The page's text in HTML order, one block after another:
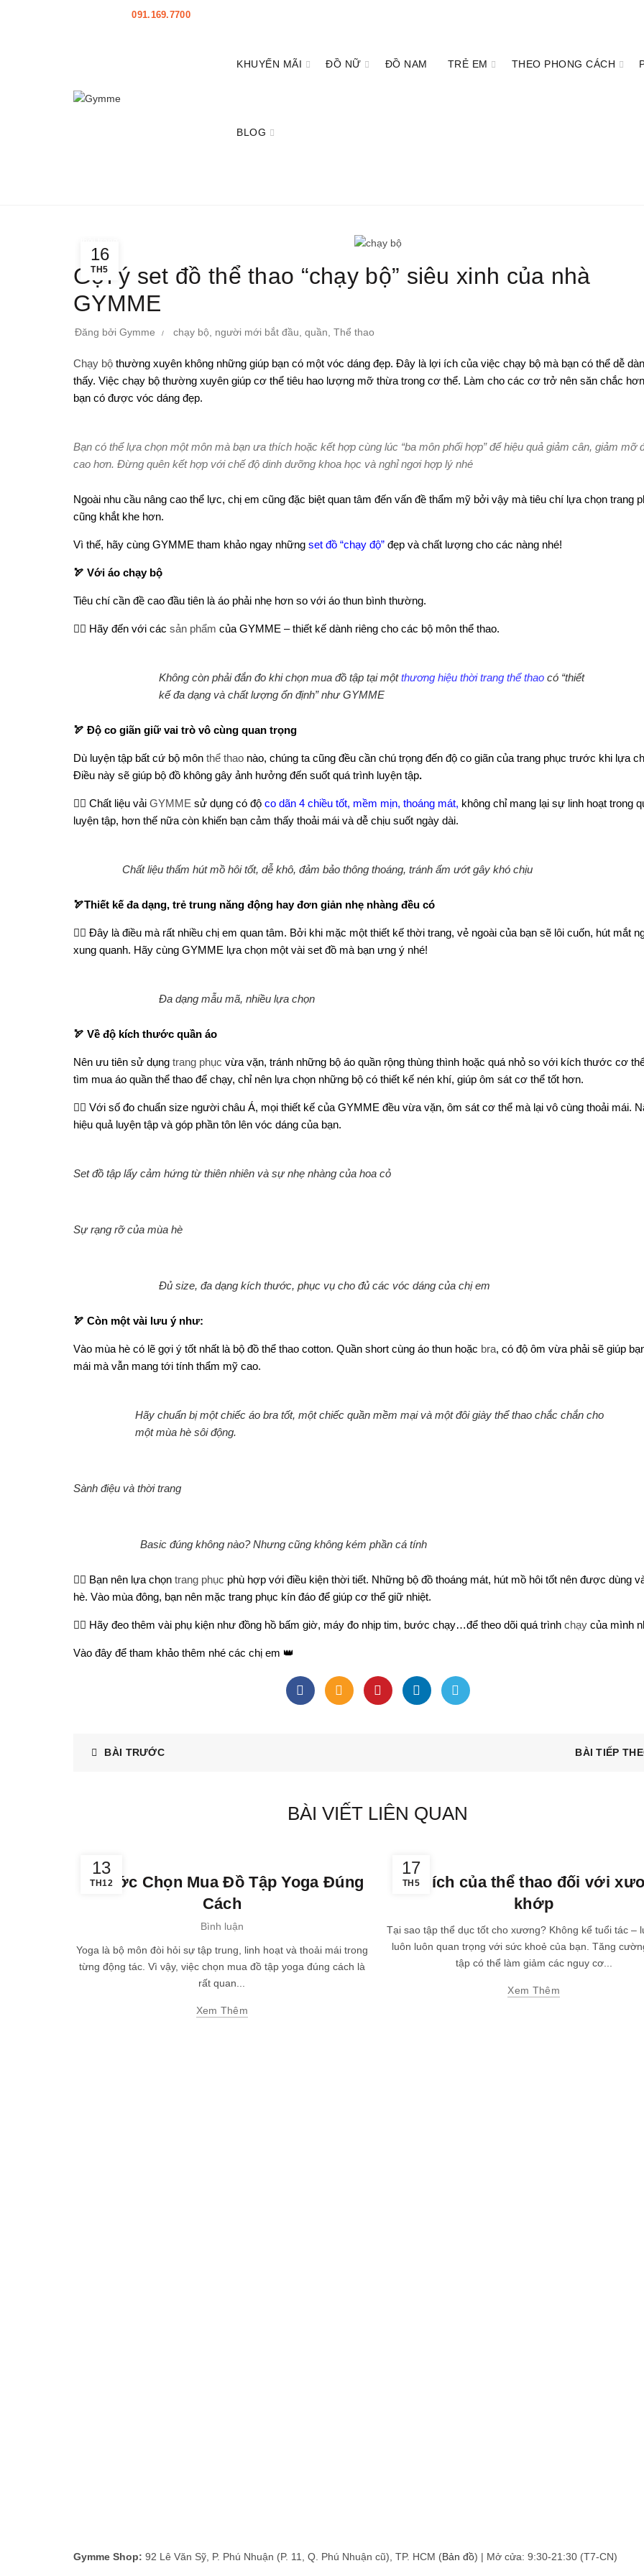
HOTLINE:091.169.7700|
KHUYẾN MÃI ĐỒ NỮ ĐỒ NAM TRẺ EM THEO PHONG CÁCH
BLOG
16
TH5
Gợi ý set đồ thể thao “chạy bộ” siêu xinh của nhà
GYMME
Đăng bởi Gymme chạy bộ, người mới bắt đầu, quần, Thể thao
Chạy bộ thường xuyên không những giúp bạn có một vóc dáng đẹp. Đây là lợi ích của việc chạy bộ mà bạn có thể dễ
thấy. Việc chạy bộ thường xuyên giúp cơ thể tiêu hao lượng mỡ thừa trong cơ thể. Làm cho các cơ trở nên săn chắc
bạn có được vóc dáng đẹp.
Bạn có thể lựa chọn một môn mà bạn ưa thích hoặc kết hợp cùng lúc “ba môn phối hợp” để hiệu quả giảm cân, giảm mỡ
cao hơn. Đừng quên kết hợp với chế độ dinh dưỡng khoa học và nghỉ ngơi hợp lý nhé
Ngoài nhu cầu nâng cao thể lực, chị em cũng đặc biệt quan tâm đến vấn đề thẩm mỹ bởi vậy mà tiêu chí lựa chọn trang
cũng khắt khe hơn.
Vì thế, hãy cùng GYMME tham khảo ngay những set đồ “chạy độ” đẹp và chất lượng cho các nàng nhé!
🏹 Với áo chạy bộ
Tiêu chí cần đề cao đầu tiên là áo phải nhẹ hơn so với áo thun bình thường.
👉🏻 Hãy đến với các sản phẩm của GYMME – thiết kế dành riêng cho các bộ môn thể thao.
Không còn phải đắn đo khi chọn mua đồ tập tại mộtthương hiệu thời trang thể thaocó “thiết
kế đa dạng và chất lượng ổn định” như GYMME
🏹 Độ co giãn giữ vai trò vô cùng quan trọng
Dù luyện tập bất cứ bộ môn thể thao nào, chúng ta cũng đều cần chú trọng đến độ co giãn của trang phục trước khi lựa
Điều này sẽ giúp bộ đồ không gây ảnh hưởng đến suốt quá trình luyện tập.
👉🏻 Chất liệu vải GYMME sử dụng có độ co dãn 4 chiều tốt, mềm mịn, thoáng mát, không chỉ mang lại sự linh hoạt trong
luyện tập, hơn thế nữa còn khiến bạn cảm thấy thoải mái và dễ chịu suốt ngày dài.
Chất liệu thấm hút mồ hôi tốt, dễ khô, đảm bảo thông thoáng, tránh ẩm ướt gây khó chịu
🏹Thiết kế đa dạng, trẻ trung năng động hay đơn giản nhẹ nhàng đều có
👉🏻 Đây là điều mà rất nhiều chị em quan tâm. Bởi khi mặc một thiết kế thời trang, vẻ ngoài của bạn sẽ lôi cuốn, hút mắt
xung quanh. Hãy cùng GYMME lựa chọn một vài set đồ mà bạn ưng ý nhé!
Đa dạng mẫu mã, nhiều lựa chọn
🏹 Về độ kích thước quần áo
Nên ưu tiên sử dụng trang phục vừa vặn, tránh những bộ áo quần rộng thùng thình hoặc quá nhỏ so với kích thước cơ
tìm mua áo quần thể thao để chạy, chỉ nên lựa chọn những bộ có thiết kế nén khí, giúp ôm sát cơ thể tốt hơn.
👉🏻 Với số đo chuẩn size người châu Á, mọi thiết kế của GYMME đều vừa vặn, ôm sát cơ thể mà lại vô cùng thoải mái.
hiệu quả luyện tập và góp phần tôn lên vóc dáng của bạn.
Set đồ tập lấy cảm hứng từ thiên nhiên và sự nhẹ nhàng của hoa cỏ
Sự rạng rỡ của mùa hè
Đủ size, đa dạng kích thước, phục vụ cho đủ các vóc dáng của chị em
🏹 Còn một vài lưu ý như:
Vào mùa hè có lẽ gợi ý tốt nhất là bộ đồ thể thao cotton. Quần short cùng áo thun hoặc bra, có độ ôm vừa phải sẽ giúp
mái mà vẫn mang tới tính thẩm mỹ cao.
Hãy chuẩn bị một chiếc áo bra tốt, một chiếc quần mềm mại và một đôi giày thể thao chắc chắn cho
một mùa hè sôi động.
Sành điệu và thời trang
Basic đúng không nào? Nhưng cũng không kém phần cá tính
👉🏻 Bạn nên lựa chọn trang phục phù hợp với điều kiện thời tiết. Những bộ đồ thoáng mát, hút mồ hôi tốt nên được dùng
hè. Vào mùa đông, bạn nên mặc trang phục kín đáo để giúp cơ thể giữ nhiệt.
👉🏻 Hãy đeo thêm vài phụ kiện như đồng hồ bấm giờ, máy đo nhịp tim, bước chạy…để theo dõi quá trình chạy của mình
Vào đây để tham khảo thêm nhé các chị em 👑
BÀI TRƯỚC BÀI TIẾP
BÀI VIẾT LIÊN QUAN
13
TH12
5 Bước Chọn Mua Đồ Tập Yoga Đúng
Cách
Bình luận
Yoga là bộ môn đòi hỏi sự tập trung, linh hoạt và thoải mái trong
từng động tác. Vì vậy, việc chọn mua đồ tập yoga đúng cách là
rất quan...
Xem Thêm
17
TH5
Lợi ích của thể thao đối với
khớp
Tại sao tập thể dục tốt cho xương? Không kể tuổi tác –
luôn luôn quan trọng với sức khoẻ của bạn. Tăng
tập có thể làm giảm các nguy cơ...
Xem Thêm
Gymme Shop: 92 Lê Văn Sỹ, P. Phú Nhuận (P. 11, Q. Phú Nhuận cũ), TP. HCM (Bản đồ) | Mở cửa: 9:30-21:30 (T7-CN)